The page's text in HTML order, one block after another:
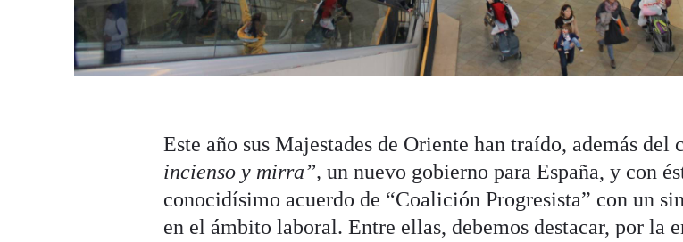
Este año sus Majestades de Oriente han traído, además del
incienso y mirra”,un nuevo gobierno para España, y con
conocidísimo acuerdo de “Coalición Progresista” con un
en el ámbito laboral. Entre ellas, debemos destacar, por la